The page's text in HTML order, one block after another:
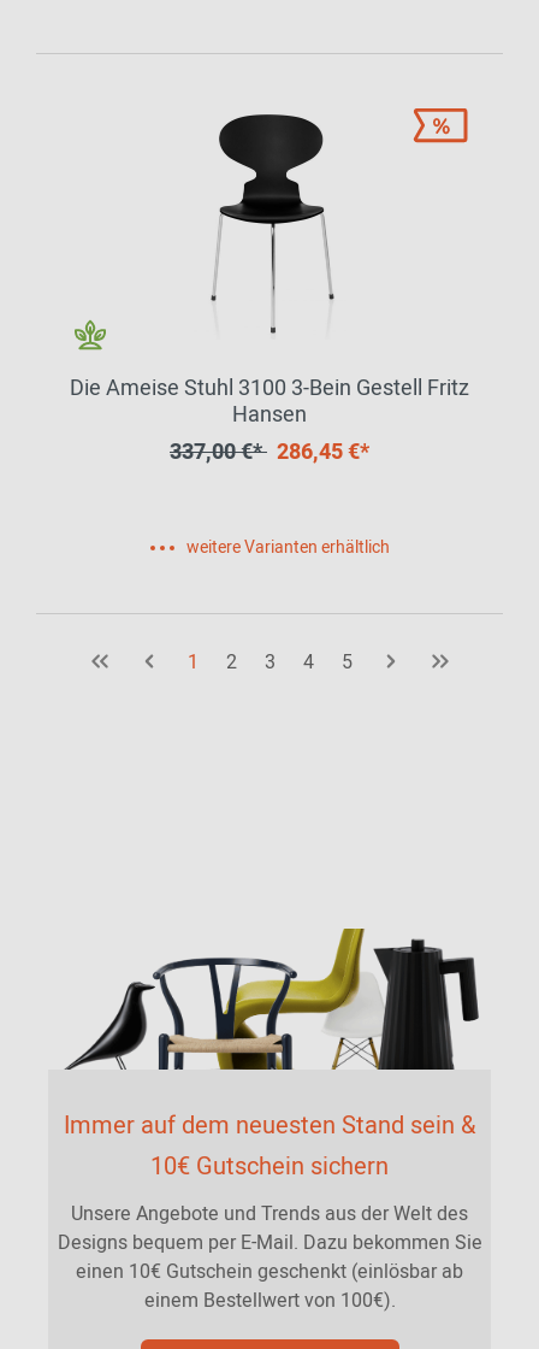
Die Ameise Stuhl 3100 3-Bein Gestell Fritz
Hansen
337,00 €* 286,45 €*
weitere Varianten erhältlich
1 2 3 4 5
Immer auf dem neuesten Stand sein &
10€ Gutschein sichern
Unsere Angebote und Trends aus der Welt des
Designs bequem per E-Mail. Dazu bekommen Sie
einen 10€ Gutschein geschenkt (einlösbar ab
einem Bestellwert von 100€).